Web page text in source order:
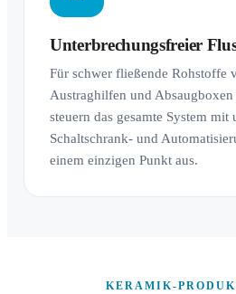
Unterbrechungsfreier
Für schwer fließende Rohstoffe
Austraghilfen und
steuern das gesamte System mit
Schaltschrank- und
einem einzigen Punkt aus.
KERAMIK-